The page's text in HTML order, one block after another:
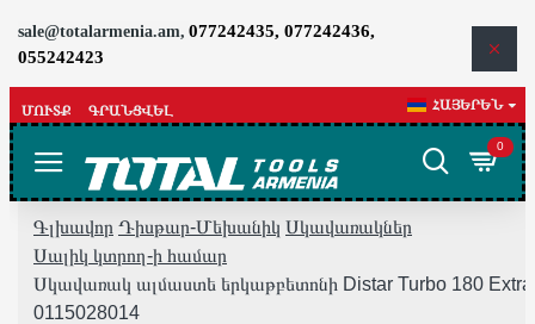
sale@totalarmenia.am, 077242435, 077242436,
055242423
ՄՈՒՏՔ ԳՐԱՆՑՎԵԼ ՀԱՅԵՐԵՆ
0
Գլխավոր Դիսթար-Մեխանիկ Սկավառակներ
Սալիկ կտրող-ի համար
Սկավառակ ալմաստե երկաթբետոնի Distar Turbo 180
0115028014